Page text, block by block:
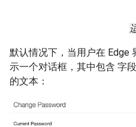
默认情况下，当用户在 Edge
示一个对话框，其中包含 字
的文本：